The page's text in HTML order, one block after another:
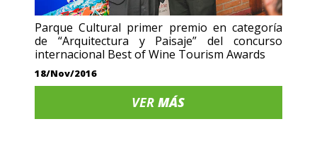
Parque Cultural primer premio en categoría
de “Arquitectura y Paisaje” del concurso
internacional Best of Wine Tourism Awards
18/Nov/2016
VERMÁS